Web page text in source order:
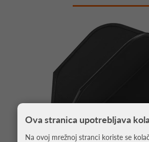
Ova stranica upotrebljava
Na ovoj mrežnoj stranci koriste se